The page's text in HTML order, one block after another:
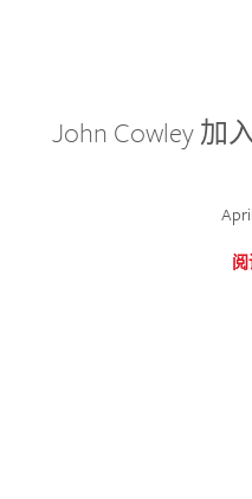
John Cowley 加